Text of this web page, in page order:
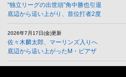
“独立リーグの出世頭”角中勝也引退
底辺から這い上がり、首位打者2度
2026年7月17日(金)更新
佐々木麟太郎、マーリンズ入りへ
底辺から這い上がったM・ピアザ